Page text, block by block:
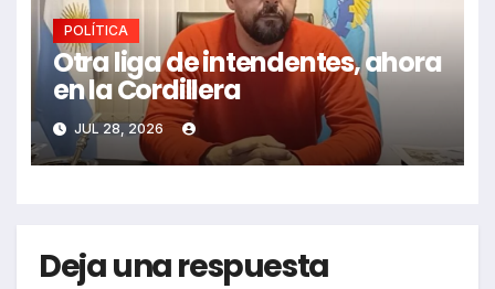
POLÍTICA
Otra liga de intendentes, ahora
en la Cordillera
JUL 28, 2026
Deja una respuesta